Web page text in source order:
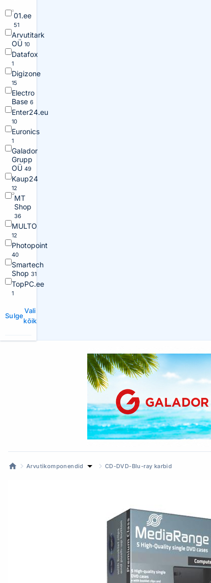
01.ee
51
Arvutitark
OÜ 10
Datafox
1
Digizone
15
Electro
Base 6
Enter24.eu
10
Euronics
1
Galador
Grupp
OÜ 49
Kaup24
12
MT
Shop
36
MULTO
12
Photopoint
40
Smartech
Shop 31
TopPC.ee
1
Sulge
Vali
kõik
Arvutikomponendid CD-DVD-Blu-ray karbid